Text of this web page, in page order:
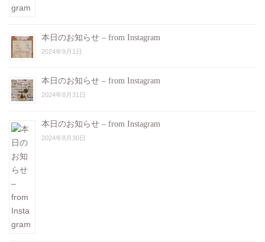
本日のお知らせ – from Instagram
2024年9月1日
本日のお知らせ – from Instagram
2024年8月31日
本日のお知らせ – from Instagram
2024年8月30日